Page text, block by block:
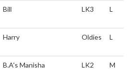
Bill LK3 L
Harry Oldies L
B.A's Manisha LK2 M